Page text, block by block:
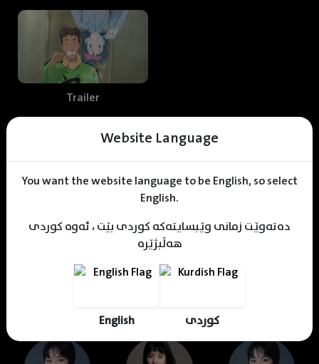
Website Language
You want the website language to be English, so select
English.
دەتەوێت زمانی وێبسایتەکە کوردی بێت ، ئەوە کوردی
هەڵبژێرە
English کوردی
Trailer
Mhamad Hamed
Designer
Cast & Crew